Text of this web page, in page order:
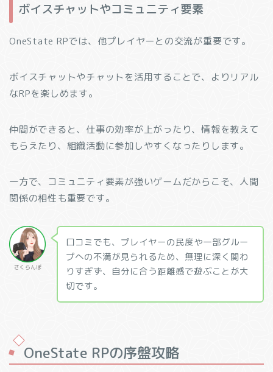
ボイスチャットやコミュニティ要素
OneState RPでは、他プレイヤーとの交流が重要です。
ボイスチャットやチャットを活用することで、よりリアル
なRPを楽しめます。
仲間ができると、仕事の効率が上がったり、情報を教えて
もらえたり、組織活動に参加しやすくなったりします。
一方で、コミュニティ要素が強いゲームだからこそ、人間
関係の相性も重要です。
さくらんぼ
口コミでも、プレイヤーの民度や一部グルー
プへの不満が見られるため、無理に深く関わ
りすぎず、自分に合う距離感で遊ぶことが大
切です。
OneState RPの序盤攻略